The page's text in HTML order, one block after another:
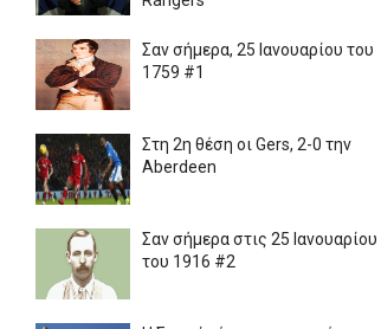
Σαν σήμερα, 25 Ιανουαρίου του
1759 #1
Στη 2η θέση οι Gers, 2-0 την
Aberdeen
Σαν σήμερα στις 25 Ιανουαρίου
του 1916 #2